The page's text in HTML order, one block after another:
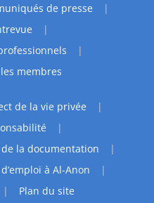
de presse
membres
de la vie privée
la documentation
à Al-Anon
Plan du site